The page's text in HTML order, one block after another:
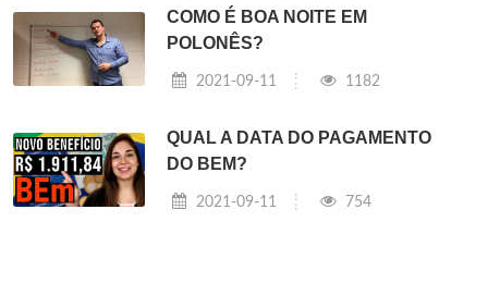
COMO É BOA NOITE EM
POLONÊS?
2021-09-11 1182
QUAL A DATA DO PAGAMENTO
DO BEM?
2021-09-11 754